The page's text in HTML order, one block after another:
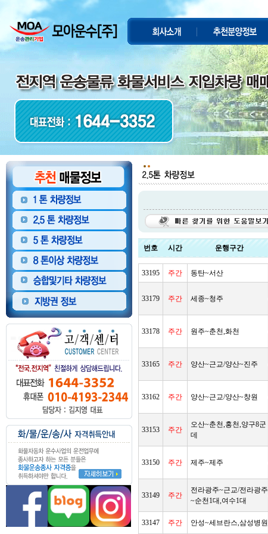
번호 시간 운행구간
33195 주간 동탄~서산
33179 주간 세종~청주
33178 주간 원주~춘천,화천
33165 주간 양산~근교/양산~진주
33162 주간 양산~근교/양산~창원
33153 주간
오산~춘천,홍천,양구8군
데
33150 주간 제주~제주
33149 주간
전라광주~근교/전라광주
~순천1대,여수1대
33147 주간 안성~세브란스,삼성병원